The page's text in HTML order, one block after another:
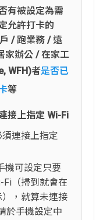
有被設定為需
允許打卡的
/ 跑業務 / 遠
家辦公 / 在家工
WFH)者是否已
等
接上指定 Wi-Fi
連接上指定
機可設定只要
Fi（掃到就會在
，就算未連接
於手機設定中